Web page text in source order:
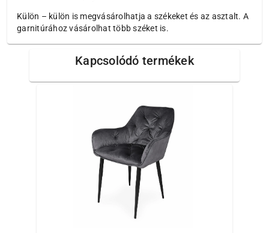
Külön – külön is megvásárolhatja a székeket és az asztalt. A
garnitúrához vásárolhat több széket is.
Kapcsolódó termékek